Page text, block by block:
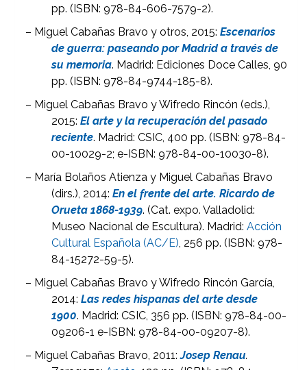
pp. (ISBN: 978-84-606-7579-2).
– Miguel Cabañas Bravo y otros, 2015:Escenarios
de guerra: paseando por Madrid a través de
su memoria. Madrid: Ediciones Doce Calles, 90
pp. (ISBN: 978-84-9744-185-8).
– Miguel Cabañas Bravo y Wifredo Rincón (eds.),
2015:El arte y la recuperación del pasado
reciente. Madrid: CSIC, 400 pp. (ISBN: 978-84-
00-10029-2; e-ISBN: 978-84-00-10030-8).
– María Bolaños Atienza y Miguel Cabañas Bravo
(dirs.), 2014:En el frente del arte. Ricardo de
Orueta 1868-1939. (Cat. expo. Valladolid:
Museo Nacional de Escultura). Madrid:Acción
Cultural Española (AC/E), 256 pp. (ISBN: 978-
84-15272-59-5).
– Miguel Cabañas Bravo y Wifredo Rincón García,
2014:Las redes hispanas del arte desde
1900. Madrid: CSIC, 356 pp. (ISBN: 978-84-00-
09206-1 e-ISBN: 978-84-00-09207-8).
– Miguel Cabañas Bravo, 2011: Josep Renau.